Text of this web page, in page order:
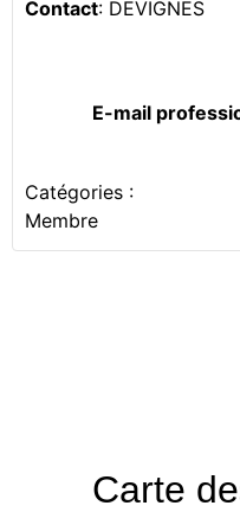
Contact: DEVIGNES
E-mail
Catégories :
Membre
Carte